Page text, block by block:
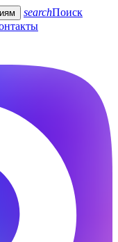
searchПоиск